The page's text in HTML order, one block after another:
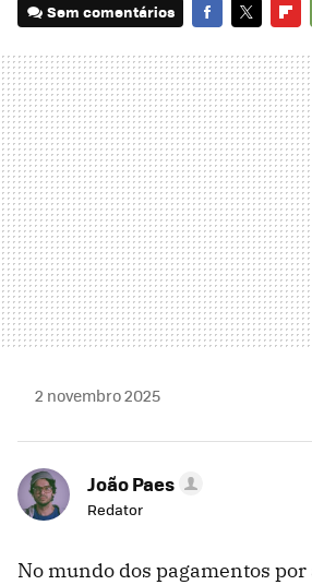
Sem comentários
2 novembro 2025
João Paes
Redator
No mundo dos pagamentos